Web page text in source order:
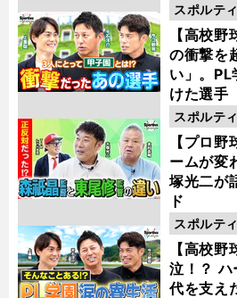
【高校
の衝撃を
い」。PL
けた選手
スポルテ
動画
【プロ
ームが変
塚光二が
ド
スポルテ
動画
【高校
泣！？ ハ
代を支え
スポルテ
動画